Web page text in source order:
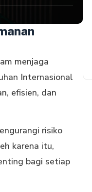
menjaga
Internasional
efisien, dan
risiko
karena itu,
bagi setiap